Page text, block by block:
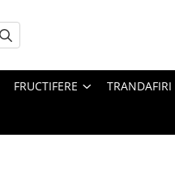
FRUCTIFERE TRANDAFIRI